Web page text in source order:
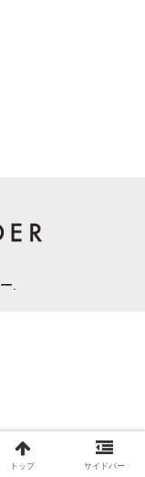
.
トップ サイドバー